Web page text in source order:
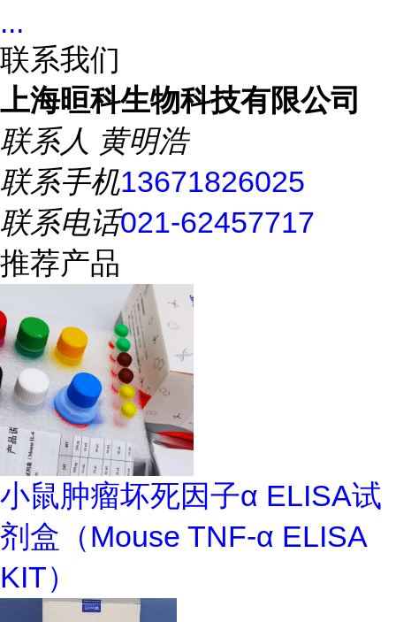
...
联系我们
上海晅科生物科技有限公司
联系人 黄明浩
联系手机13671826025
联系电话021-62457717
推荐产品
小鼠肿瘤坏死因子α ELISA试
剂盒（Mouse TNF-α ELISA
KIT）